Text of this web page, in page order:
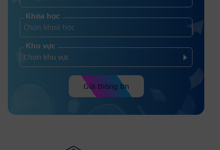
Khóa học
Khu vực
Gửi thông tin